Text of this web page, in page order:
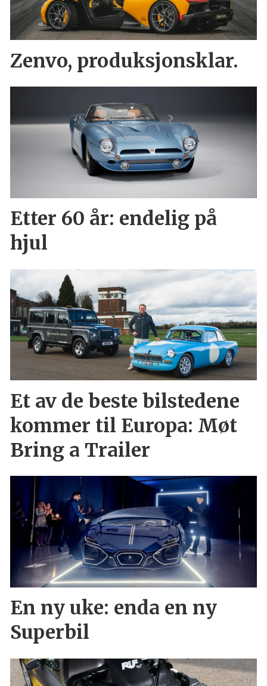
Zenvo, produksjonsklar.
Etter 60 år: endelig på
hjul
Et av de beste bilstedene
kommer til Europa: Møt
Bring a Trailer
En ny uke: enda en ny
Superbil